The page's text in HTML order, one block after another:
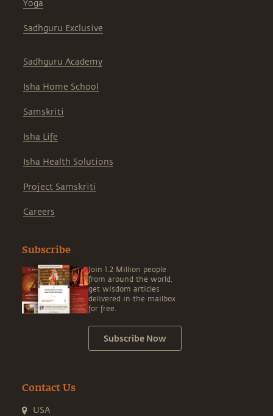
Yoga
Sadhguru Exclusive
Sadhguru Academy
Isha Home School
Samskriti
Isha Life
Isha Health Solutions
Project Samskriti
Careers
Subscribe
Join 1.2 Million people
from around the world,
get wisdom articles
delivered in the mailbox
for free.
Subscribe Now
Contact Us
USA